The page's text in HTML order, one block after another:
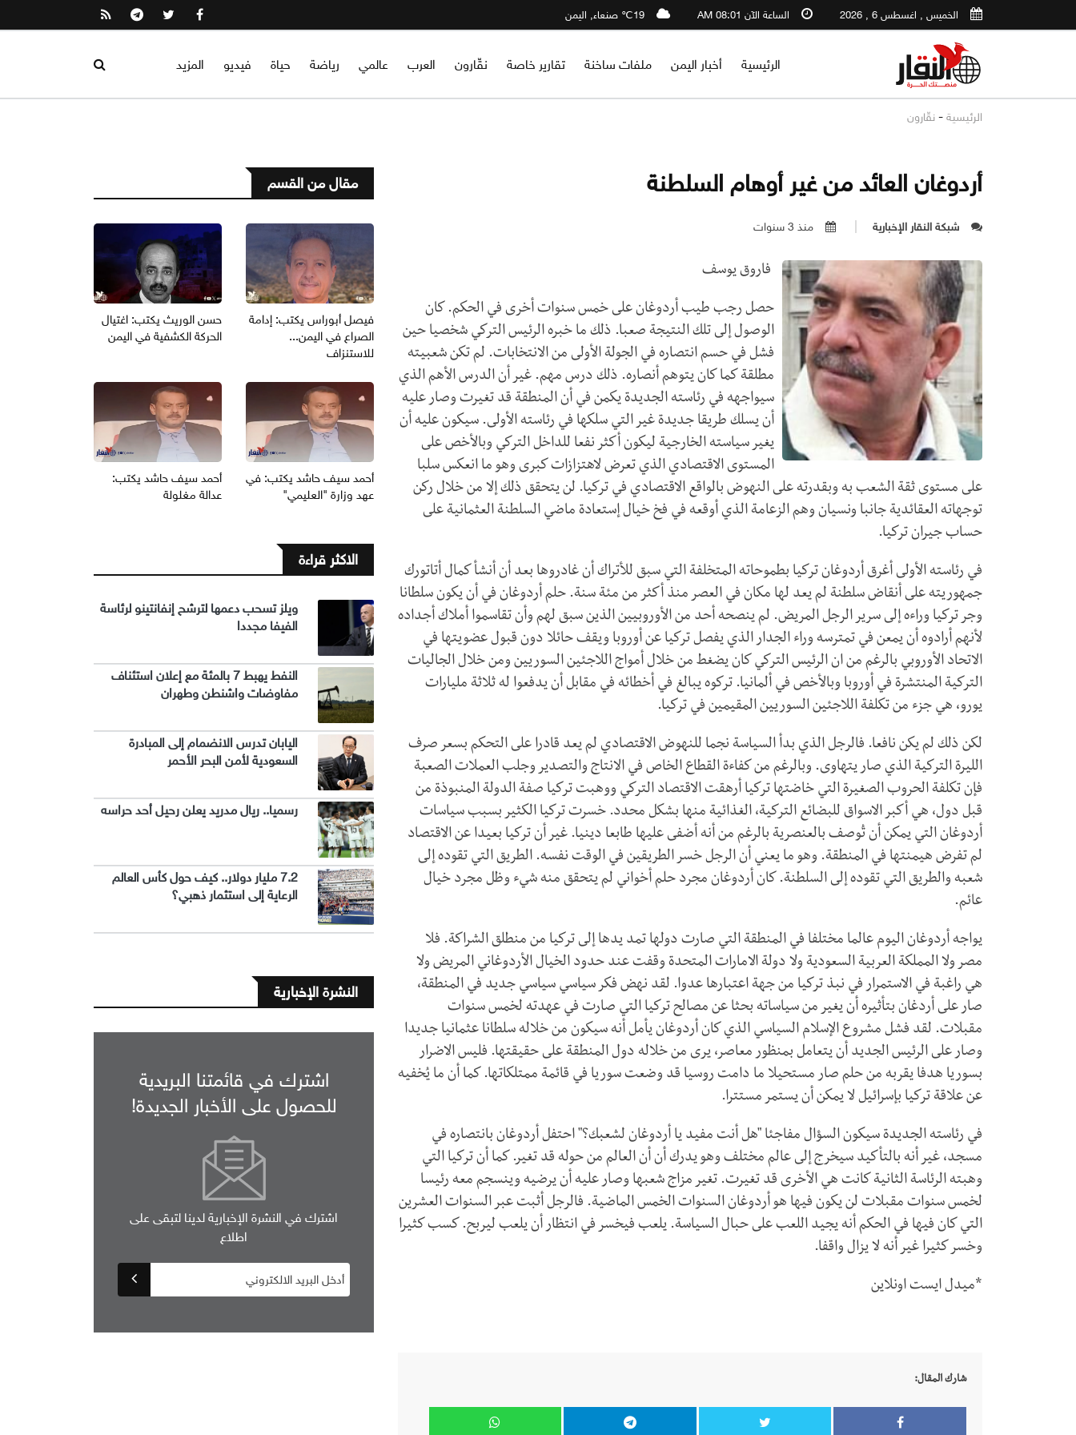
الخميس , اغسطس 6 , 2026 الساعة الآن 08:01 AM 19℃ صنعاء, اليمن
الرئيسية أخبار اليمن ملفات ساخنة تقارير خاصة نقّارون العرب عالمي رياضة حياة فيديو المزيد
الرئيسية - نقّارون
أردوغان العائد من غير أوهام السلطنة
شبكة النقار الإخبارية منذ 3 سنوات
فاروق يوسف
حصل رجب طيب أردوغان على خمس سنوات أخرى في الحكم. كان
الوصول إلى تلك النتيجة صعبا. ذلك ما خبره الرئيس التركي شخصيا حين
فشل في حسم انتصاره في الجولة الأولى من الانتخابات. لم تكن شعبيته
مطلقة كما كان يتوهم أنصاره. ذلك درس مهم. غير أن الدرس الأهم الذي
سيواجهه في رئاسته الجديدة يكمن في أن المنطقة قد تغيرت وصار عليه
أن يسلك طريقا جديدة غير التي سلكها في رئاسته الأولى. سيكون عليه أن
يغير سياسته الخارجية ليكون أكثر نفعا للداخل التركي وبالأخص على
المستوى الاقتصادي الذي تعرض لاهتزازات كبرى وهو ما انعكس سلبا
على مستوى ثقة الشعب به وبقدرته على النهوض بالواقع الاقتصادي في تركيا. لن يتحقق ذلك إلا من خلال ركن
توجهاته العقائدية جانبا ونسيان وهم الزعامة الذي أوقعه في فخ خيال إستعادة ماضي السلطنة العثمانية على
حساب جيران تركيا.
في رئاسته الأولى أغرق أردوغان تركيا بطموحاته المتخلفة التي سبق للأتراك أن غادروها بعد أن أنشأ كمال أتاتورك
جمهوريته على أنقاض سلطنة لم يعد لها مكان في العصر منذ أكثر من مئة سنة. حلم أردوغان في أن يكون سلطانا
وجر تركيا وراءه إلى سرير الرجل المريض. لم ينصحه أحد من الأوروبيين الذين سبق لهم وأن تقاسموا أملاك أجداده
لأنهم أرادوه أن يمعن في تمترسه وراء الجدار الذي يفصل تركيا عن أوروبا ويقف حائلا دون قبول عضويتها في
الاتحاد الأوروبي بالرغم من ان الرئيس التركي كان يضغط من خلال أمواج اللاجئين السوريين ومن خلال الجاليات
التركية المنتشرة في أوروبا وبالأخص في ألمانيا. تركوه يبالغ في أخطائه في مقابل أن يدفعوا له ثلاثة مليارات
يورو، هي جزء من تكلفة اللاجئين السوريين المقيمين في تركيا.
لكن ذلك لم يكن نافعا. فالرجل الذي بدأ السياسة نجما للنهوض الاقتصادي لم يعد قادرا على التحكم بسعر صرف
الليرة التركية الذي صار يتهاوى. وبالرغم من كفاءة القطاع الخاص في الانتاج والتصدير وجلب العملات الصعبة
فإن تكلفة الحروب الصغيرة التي خاضتها تركيا أرهقت الاقتصاد التركي ووهبت تركيا صفة الدولة المنبوذة من
قبل دول، هي أكبر الاسواق للبضائع التركية، الغذائية منها بشكل محدد. خسرت تركيا الكثير بسبب سياسات
أردوغان التي يمكن أن تُوصف بالعنصرية بالرغم من أنه أضفى عليها طابعا دينيا. غير أن تركيا بعيدا عن الاقتصاد
لم تفرض هيمنتها في المنطقة. وهو ما يعني أن الرجل خسر الطريقين في الوقت نفسه. الطريق التي تقوده إلى
شعبه والطريق التي تقوده إلى السلطنة. كان أردوغان مجرد حلم أخواني لم يتحقق منه شيء وظل مجرد خيال
عائم.
يواجه أردوغان اليوم عالما مختلفا في المنطقة التي صارت دولها تمد يدها إلى تركيا من منطلق الشراكة. فلا
مصر ولا المملكة العربية السعودية ولا دولة الامارات المتحدة وقفت عند حدود الخيال الأردوغاني المريض ولا
هي راغبة في الاستمرار في نبذ تركيا من جهة اعتبارها عدوا. لقد نهض فكر سياسي سياسي جديد في المنطقة،
صار على أردغان بتأثيره أن يغير من سياساته بحثا عن مصالح تركيا التي صارت في عهدته لخمس سنوات
مقبلات. لقد فشل مشروع الإسلام السياسي الذي كان أردوغان يأمل أنه سيكون من خلاله سلطانا عثمانيا جديدا
وصار على الرئيس الجديد أن يتعامل بمنظور معاصر، يرى من خلاله دول المنطقة على حقيقتها. فليس الاضرار
بسوريا هدفا يقربه من حلم صار مستحيلا ما دامت روسيا قد وضعت سوريا في قائمة ممتلكاتها. كما أن ما يُخفيه
عن علاقة تركيا بإسرائيل لا يمكن أن يستمر مستترا.
في رئاسته الجديدة سيكون السؤال مفاجئا "هل أنت مفيد يا أردوغان لشعبك؟" احتفل أردوغان بانتصاره في
مسجد، غير أنه بالتأكيد سيخرج إلى عالم مختلف وهو يدرك أن أن العالم من حوله قد تغير. كما أن تركيا التي
وهبته الرئاسة الثانية كانت هي الأخرى قد تغيرت. تغير مزاج شعبها وصار عليه أن يرضيه وينسجم معه رئيسا
لخمس سنوات مقبلات لن يكون فيها هو أردوغان السنوات الخمس الماضية. فالرجل أثبت عبر السنوات العشرين
التي كان فيها في الحكم أنه يجيد اللعب على حبال السياسة. يلعب فيخسر في انتظار أن يلعب ليربح. كسب كثيرا
وخسر كثيرا غير أنه لا يزال واقفا.
*ميدل ايست اونلاين
شارك المقال:
مقال من القسم
فيصل أبوراس يكتب: إدامة
الصراع في اليمن...
للاستنزاف
حسن الوريث يكتب: اغتيال
الحركة الكشفية في اليمن
أحمد سيف حاشد يكتب: في
عهد وزارة "العليمي"
أحمد سيف حاشد يكتب:
عدالة مغلولة
الاكثر قراءة
ويلز تسحب دعمها لترشح إنفانتينو لرئاسة
الفيفا مجددا
النفط يهبط 7 بالمئة مع إعلان استئناف
مفاوضات واشنطن وطهران
اليابان تدرس الانضمام إلى المبادرة
السعودية لأمن البحر الأحمر
رسميا.. ريال مدريد يعلن رحيل أحد حراسه
7.2 مليار دولار.. كيف حول كأس العالم
الرعاية إلى استثمار ذهبي؟
النشرة الإخبارية
اشترك في قائمتنا البريدية
للحصول على الأخبار الجديدة!
اشترك في النشرة الإخبارية لدينا لتبقى على
اطلاع